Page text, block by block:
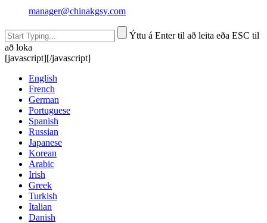
manager@chinakgsy.com
Ýttu á Enter til að leita eða ESC til
að loka
[javascript][/javascript]
English
French
German
Portuguese
Spanish
Russian
Japanese
Korean
Arabic
Irish
Greek
Turkish
Italian
Danish